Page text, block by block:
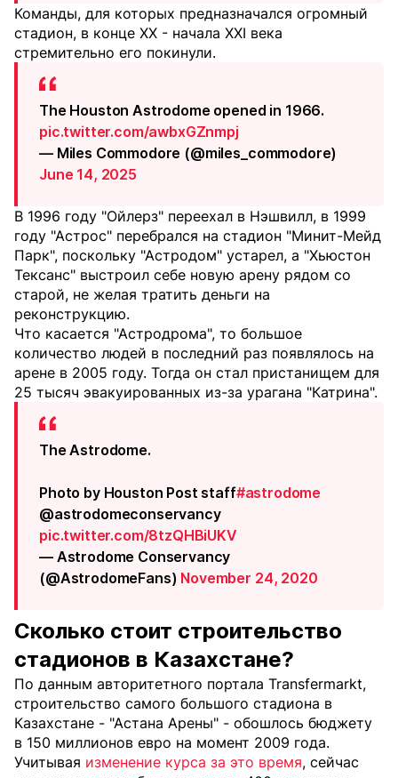
Команды, для которых предназначался огромный
стадион, в конце XX - начала XXI века
стремительно его покинули.
The Houston Astrodome opened in 1966.
pic.twitter.com/awbxGZnmpj
— Miles Commodore (@miles_commodore)
June 14, 2025
В 1996 году "Ойлерз" переехал в Нэшвилл, в 1999
году "Астрос" перебрался на стадион "Минит-Мейд
Парк", поскольку "Астродом" устарел, а "Хьюстон
Тексанс" выстроил себе новую арену рядом со
старой, не желая тратить деньги на
реконструкцию.
Что касается "Астродрома", то большое
количество людей в последний раз появлялось на
арене в 2005 году. Тогда он стал пристанищем для
25 тысяч эвакуированных из-за урагана "Катрина".
The Astrodome.
Photo by Houston Post staff#astrodome
@astrodomeconservancy
pic.twitter.com/8tzQHBiUKV
— Astrodome Conservancy
(@AstrodomeFans) November 24, 2020
Сколько стоит строительство
стадионов в Казахстане?
По данным авторитетного портала Transfermarkt,
строительство самого большого стадиона в
Казахстане - "Астана Арены" - обошлось бюджету
в 150 миллионов евро на момент 2009 года.
Учитывая изменение курса за это время, сейчас